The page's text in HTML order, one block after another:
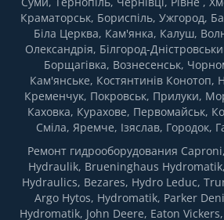
Краматорськ, Бориспіль, Ужгород,
Біла Церква, Кам'янка, Калуш,
Олександрія, Білгород-
Борщагівка, Вознесенськ,
Кам'янське, Костянтинів Конотоп,
Кременчук, Покровськ, Прилуки,
Каховка, Курахове, Первомайськ,
Сміла, Яремче, Ізяслав, Городок,
Ремонт гидрооборудования
Hydraulik, Brueninghaus
Hydraulics, Bezares, Hydro Leduc,
Argo Hytos, Hydromatik, Parker
Hydromatik, John Deere, Eaton